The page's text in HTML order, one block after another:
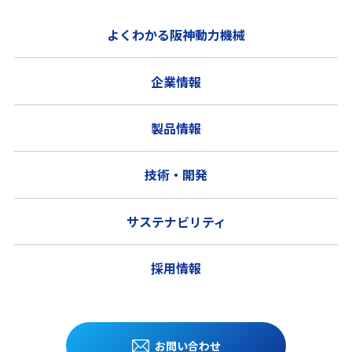
お問い合わせ
よくわかる阪神動力機械
企業情報
製品情報
技術・開発
サステナビリティ
採用情報